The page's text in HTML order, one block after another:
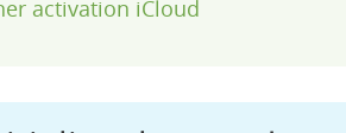
activation iCloud